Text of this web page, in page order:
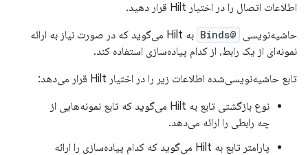
اطلاعات اتصال را در اختیار Hilt قرار دهید.
حاشیه‌نویسی @Binds
به Hilt می‌گوید که در صورت نیاز به ارائه
نمونه‌ای از یک رابط، از کدام پیاده‌سازی استفاده کند.
تابع حاشیه‌نویسی‌شده اطلاعات زیر را در اختیار Hilt قرار می‌دهد:
نوع بازگشتی تابع به Hilt می‌گوید که تابع نمونه‌هایی از
چه رابطی را ارائه می‌دهد.
پارامتر تابع به Hilt می‌گوید که کدام پیاده‌سازی را ارائه